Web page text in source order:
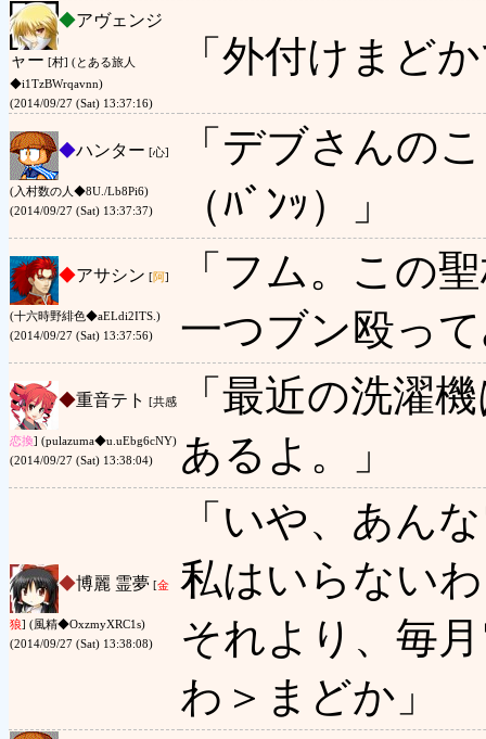
◆アヴェンジ
ャー [村] (とある旅人
◆i1TzBWrqavnn)
(2014/09/27 (Sat) 13:37:16)
「外付けまど
◆ハンター [心]
(入村数の人◆8U./Lb8Pi6)
(2014/09/27 (Sat) 13:37:37)
「デブさんの
（ﾊﾞﾝｯ）」
◆アサシン [阿]
(十六時野緋色◆aELdi2ITS.)
(2014/09/27 (Sat) 13:37:56)
「フム。この
一つブン殴っ
◆重音テト [共感
恋換] (pulazuma◆u.uEbg6cNY)
(2014/09/27 (Sat) 13:38:04)
「最近の洗濯
あるよ。」
◆博麗 霊夢 [金
狼] (風精◆OxzmyXRC1s)
(2014/09/27 (Sat) 13:38:08)
「いや、あん
私はいらないわ
それより、毎
わ＞まどか」